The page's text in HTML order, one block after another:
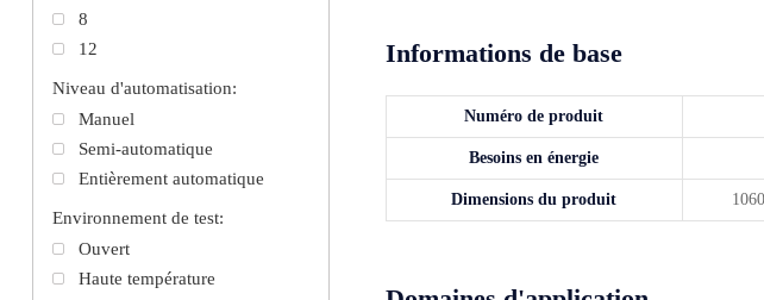
8
12
Niveau d'automatisation:
Manuel
Semi-automatique
Entièrement automatique
Environnement de test:
Ouvert
Haute température
Informations de base
Numéro de produit
Besoins en énergie
Dimensions du produit